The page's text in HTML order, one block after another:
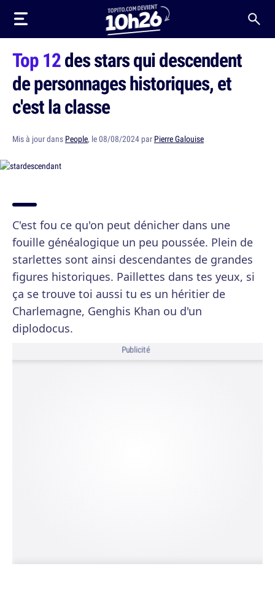
Top 12des stars qui descendent
de personnages historiques, et
c'est la classe
Mis à jour dans People, le 08/08/2024 par Pierre Galouise
C'est fou ce qu'on peut dénicher dans une
fouille généalogique un peu poussée. Plein de
starlettes sont ainsi descendantes de grandes
figures historiques. Paillettes dans tes yeux, si
ça se trouve toi aussi tu es un héritier de
Charlemagne, Genghis Khan ou d'un
diplodocus.
Publicité